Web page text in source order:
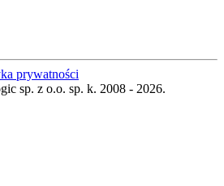
prywatności
sp. z o.o. sp. k. 2008 - 2026.